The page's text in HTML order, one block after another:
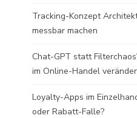
Tracking-Konzept
messbar machen
Chat-GPT statt
im Online-Handel
Loyalty-Apps im
oder Rabatt-Falle?